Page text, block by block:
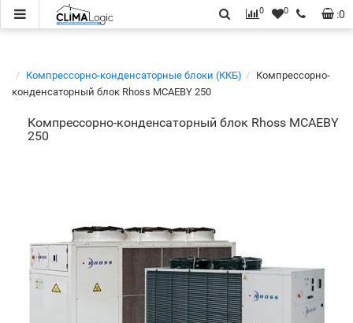
:0
0 0
Компрессорно-конденсаторные блоки (ККБ)
Компрессорно-
конденсаторный блок Rhoss MCAEBY 250
Компрессорно-конденсаторный блок Rhoss MCAEBY
250